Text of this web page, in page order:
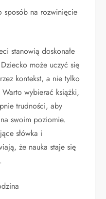
sposób na rozwinięcie
stanowią doskonałe
może uczyć się
kontekst, a nie tylko
wybierać książki,
trudności, aby
swoim poziomie.
słówka i
że nauka staje się